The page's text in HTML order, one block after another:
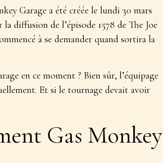
Garage a été créée le lundi 30 mars
diffusion de l’épisode 1578 de The Joe
à se demander quand sortira la
en ce moment ? Bien sûr, l’équipage
Et si le tournage devait avoir
Gas Monkey